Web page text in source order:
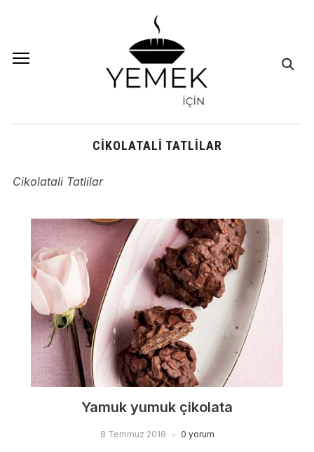
CIKOLATALI TATLILAR
Cikolatali Tatlilar
Yamuk yumuk çikolata
8 Temmuz 2018 0 yorum